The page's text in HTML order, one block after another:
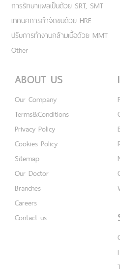
การรักษาแผลเป็นด้วย SRT, SMT
เทคนิคการกำจัดขนด้วย HRE
ปรับการทำงานกล้ามเนื้อด้วย MMT
Other
ABOUT US
Our Company
Terms&Conditions
Privacy Policy
Cookies Policy
Sitemap
Our Doctor
Branches
Careers
Contact us